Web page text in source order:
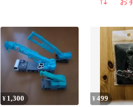
並び替え
¥ 1,300 ¥499